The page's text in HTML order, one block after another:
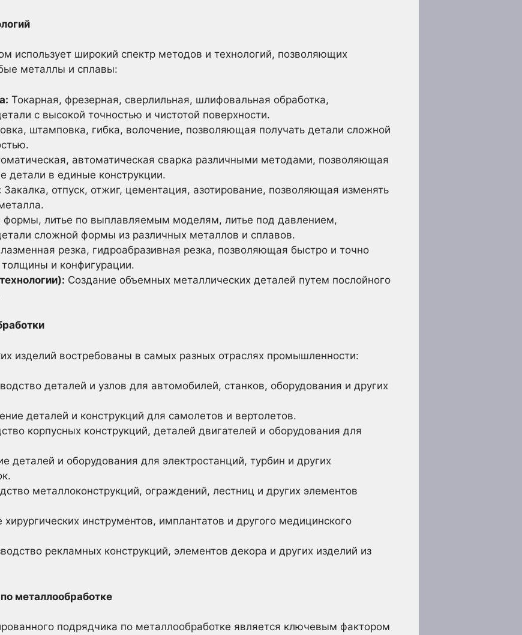
использует широкий спектр методов и технологий, позволяющих
металлы и сплавы:
Токарная, фрезерная, сверлильная, шлифовальная обработка,
с высокой точностью и чистотой поверхности.
штамповка, гибка, волочение, позволяющая получать детали сложной
автоматическая сварка различными методами, позволяющая
детали в единые конструкции.
Закалка, отпуск, отжиг, цементация, азотирование, позволяющая изменять
формы, литье по выплавляемым моделям, литье под давлением,
сложной формы из различных металлов и сплавов.
резка, гидроабразивная резка, позволяющая быстро и точно
и конфигурации.
Создание объемных металлических деталей путем послойного
изделий востребованы в самых разных отраслях промышленности:
деталей и узлов для автомобилей, станков, оборудования и других
деталей и конструкций для самолетов и вертолетов.
корпусных конструкций, деталей двигателей и оборудования для
деталей и оборудования для электростанций, турбин и других
металлоконструкций, ограждений, лестниц и других элементов
хирургических инструментов, имплантатов и другого медицинского
рекламных конструкций, элементов декора и других изделий из
металлообработке
подрядчика по металлообработке является ключевым фактором